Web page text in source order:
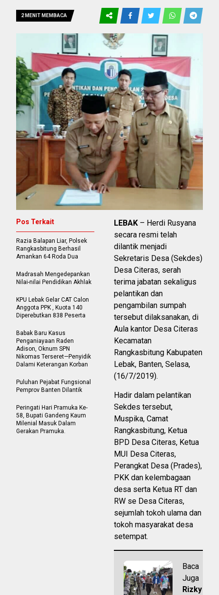
2 MENIT MEMBACA
LEBAK – Herdi Rusyana
secara resmi telah
dilantik menjadi
Sekretaris Desa (Sekdes)
Desa Citeras, serah
terima jabatan sekaligus
pelantikan dan
pengambilan sumpah
tersebut dilaksanakan, di
Aula kantor Desa Citeras
Kecamatan
Rangkasbitung Kabupaten
Lebak, Banten, Selasa,
(16/7/2019).
Hadir dalam pelantikan
Sekdes tersebut,
Muspika, Camat
Rangkasbitung, Ketua
BPD Desa Citeras, Ketua
MUI Desa Citeras,
Perangkat Desa (Prades),
PKK dan kelembagaan
desa serta Ketua RT dan
RW se Desa Citeras,
sejumlah tokoh ulama dan
tokoh masyarakat desa
setempat.
Baca
Juga
Rizky
Pos Terkait
Razia Balapan Liar, Polsek
Rangkasbitung Berhasil
Amankan 64 Roda Dua
Madrasah Mengedepankan
Nilai-nilai Pendidikan Akhlak
KPU Lebak Gelar CAT Calon
Anggota PPK , Kuota 140
Diperebutkan 838 Peserta
Babak Baru Kasus
Penganiayaan Raden
Adison, Oknum SPN
Nikomas Terseret—Penyidik
Dalami Keterangan Korban
Puluhan Pejabat Fungsional
Pemprov Banten Dilantik
Peringati Hari Pramuka Ke-
58, Bupati Gandeng Kaum
Milenial Masuk Dalam
Gerakan Pramuka.